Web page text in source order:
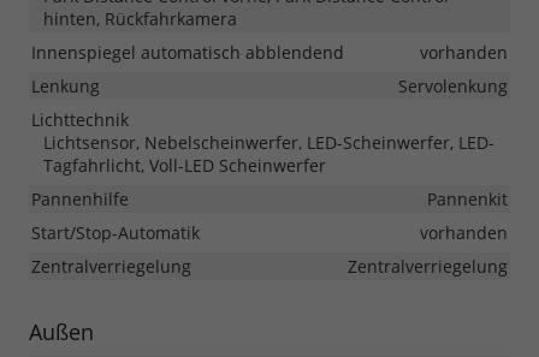
hinten, Rückfahrkamera
Innenspiegel automatisch abblendend
vorhanden
Lenkung
Servolenkung
Lichttechnik
Lichtsensor, Nebelscheinwerfer, LED-Scheinwerfer, LED-
Tagfahrlicht, Voll-LED Scheinwerfer
Pannenhilfe
Pannenkit
Start/Stop-Automatik
vorhanden
Zentralverriegelung
Zentralverriegelung
Außen